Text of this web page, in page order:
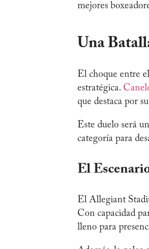
mejores
Una
El choque entre
estratégica.
que destaca por
Este duelo será
categoría para
El
El Allegiant
Con capacidad
lleno para